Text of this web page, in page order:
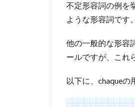
不定形容詞の例を
ような形容詞です。
他の一般的な形容
ールですが、これ
以下に、chaqueの